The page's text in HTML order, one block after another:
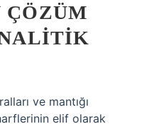
ve mantığı
elif olarak